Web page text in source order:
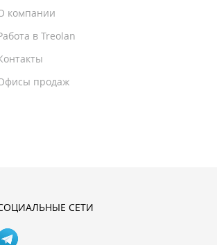
компании
в Treolan
продаж
СЕТИ